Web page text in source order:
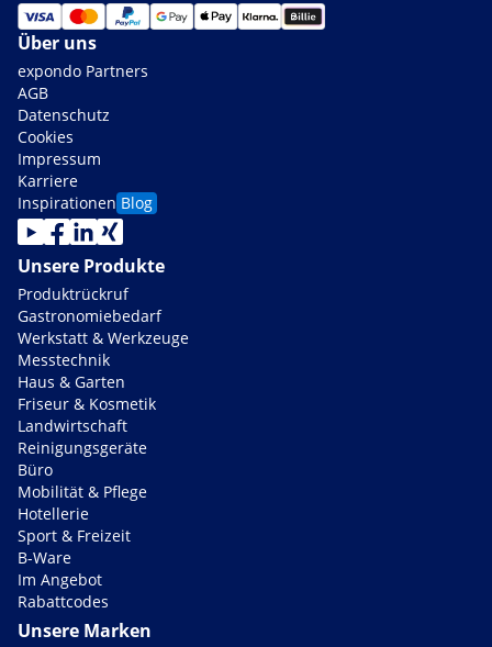
Über uns
expondo Partners
AGB
Datenschutz
Cookies
Impressum
Karriere
Inspirationen Blog
Unsere Produkte
Produktrückruf
Gastronomiebedarf
Werkstatt & Werkzeuge
Messtechnik
Haus & Garten
Friseur & Kosmetik
Landwirtschaft
Reinigungsgeräte
Büro
Mobilität & Pflege
Hotellerie
Sport & Freizeit
B-Ware
Im Angebot
Rabattcodes
Unsere Marken